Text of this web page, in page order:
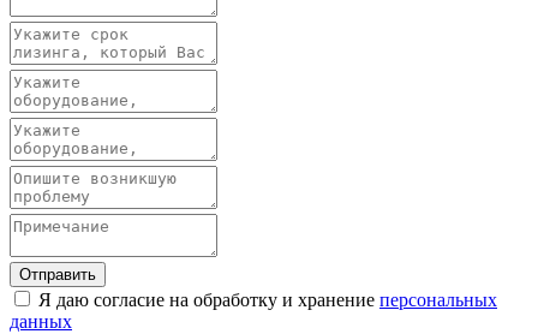
Отправить
Я даю согласие на обработку и хранение персональных
данных